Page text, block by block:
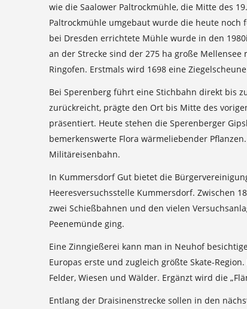
wie die Saalower Paltrockmühle, die Mitte des
Paltrockmühle umgebaut wurde die heute noch
bei Dresden errichtete Mühle wurde in den
an der Strecke sind der 275 ha große
Ringofen. Erstmals wird 1698 eine
Bei Sperenberg führt eine Stichbahn direkt bis
zurückreicht, prägte den Ort bis Mitte des
präsentiert. Heute stehen die Sperenberger
bemerkenswerte Flora wärmeliebender
Militäreisenbahn.
In Kummersdorf Gut bietet die
Heeresversuchsstelle Kummersdorf. Zwischen
zwei Schießbahnen und den vielen
Peenemünde ging.
Eine Zinngießerei kann man in Neuhof
Europas erste und zugleich größte Skate-
Felder, Wiesen und Wälder. Ergänzt wird die
Entlang der Draisinenstrecke sollen in den